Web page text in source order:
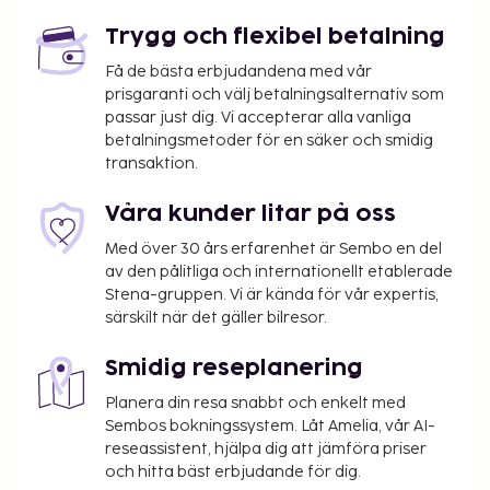
dygnet runt, expressutcheckning och reception
(öppen dygnet runt). Parkering (avgift tillkommer)
erbjuds på plats. Njut av utsikten från deras
terrassen och trädgården, och dra nytta av deras
gratis wi-fi. Boendet har även gemensamt
vardagsrum och varuautomat. Hotellets gäster kan
deras kafé. Avsluta dagen med en drink på
boendets bar. Kontinental frukost serveras på
vardagar mellan 06.00 och 10.00 och på helger
mellan 06.00 och 10.30 mot en avgift. Detta boende
har fått sin officiella stjärngradering från Frankrikes
kommer att renoveras mellan 16 mars 2026 och 15
juli 2026 (slutdatum kan komma att ändras).
Följande områden påverkas:
Trygg och flexibel betalning
Få de bästa erbjudandena med vår
prisgaranti och välj betalningsalternativ som
passar just dig. Vi accepterar alla vanliga
betalningsmetoder för en säker och smidig
transaktion.
Våra kunder litar på oss
Med över 30 års erfarenhet är Sembo en del
av den pålitliga och internationellt etablerade
Stena-gruppen. Vi är kända för vår expertis,
särskilt när det gäller bilresor.
Smidig reseplanering
Planera din resa snabbt och enkelt med
Sembos bokningssystem. Låt Amelia, vår AI-
reseassistent, hjälpa dig att jämföra priser
och hitta bäst erbjudande för dig.